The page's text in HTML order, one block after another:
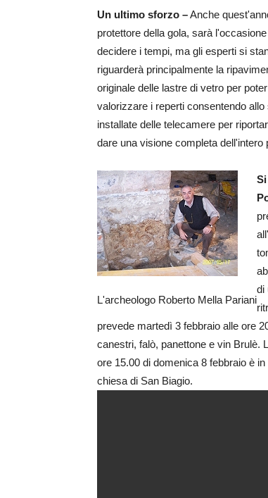
Un ultimo sforzo –Anche
protettore della gola, sarà
decidere i tempi, ma gli esperti si
riguarderà principalmente la
originale delle lastre di vetro per
valorizzare i reperti consentendo
installate delle telecamere per
dare una visione completa
L'archeologo Roberto Mella Pariani
di
prevede martedì 3 febbraio alle ore
canestri, falò, panettone e vin Brulè.
ore 15.00 di domenica 8 febbraio è
chiesa di San Biagio.